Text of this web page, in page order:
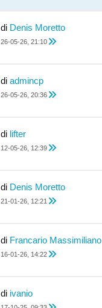
di Denis Moretto
26-05-26, 21:10
di admincp
26-05-26, 20:36
di lifter
12-05-26, 12:39
di Denis Moretto
21-01-26, 12:21
di Francario Massimiliano
16-01-26, 14:22
di ivanio